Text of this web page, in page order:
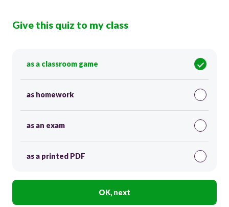
Give this quiz to my class
as a classroom game
as homework
as an exam
as a printed PDF
OK, next